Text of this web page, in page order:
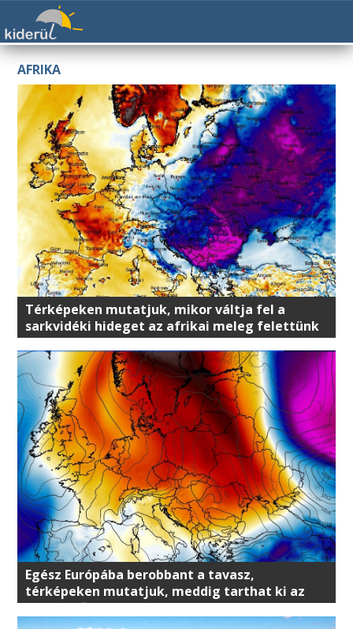
AFRIKA
Térképeken mutatjuk, mikor váltja fel a
sarkvidéki hideget az afrikai meleg felettünk
Egész Európába berobbant a tavasz,
térképeken mutatjuk, meddig tarthat ki az
enyhe idő